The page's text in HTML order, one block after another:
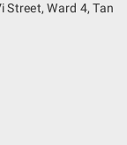
Street, Ward 4, Tan